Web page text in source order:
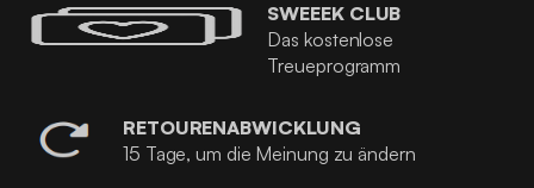
SWEEEK CLUB
Das kostenlose
Treueprogramm
RETOURENABWICKLUNG
15 Tage, um die Meinung zu ändern